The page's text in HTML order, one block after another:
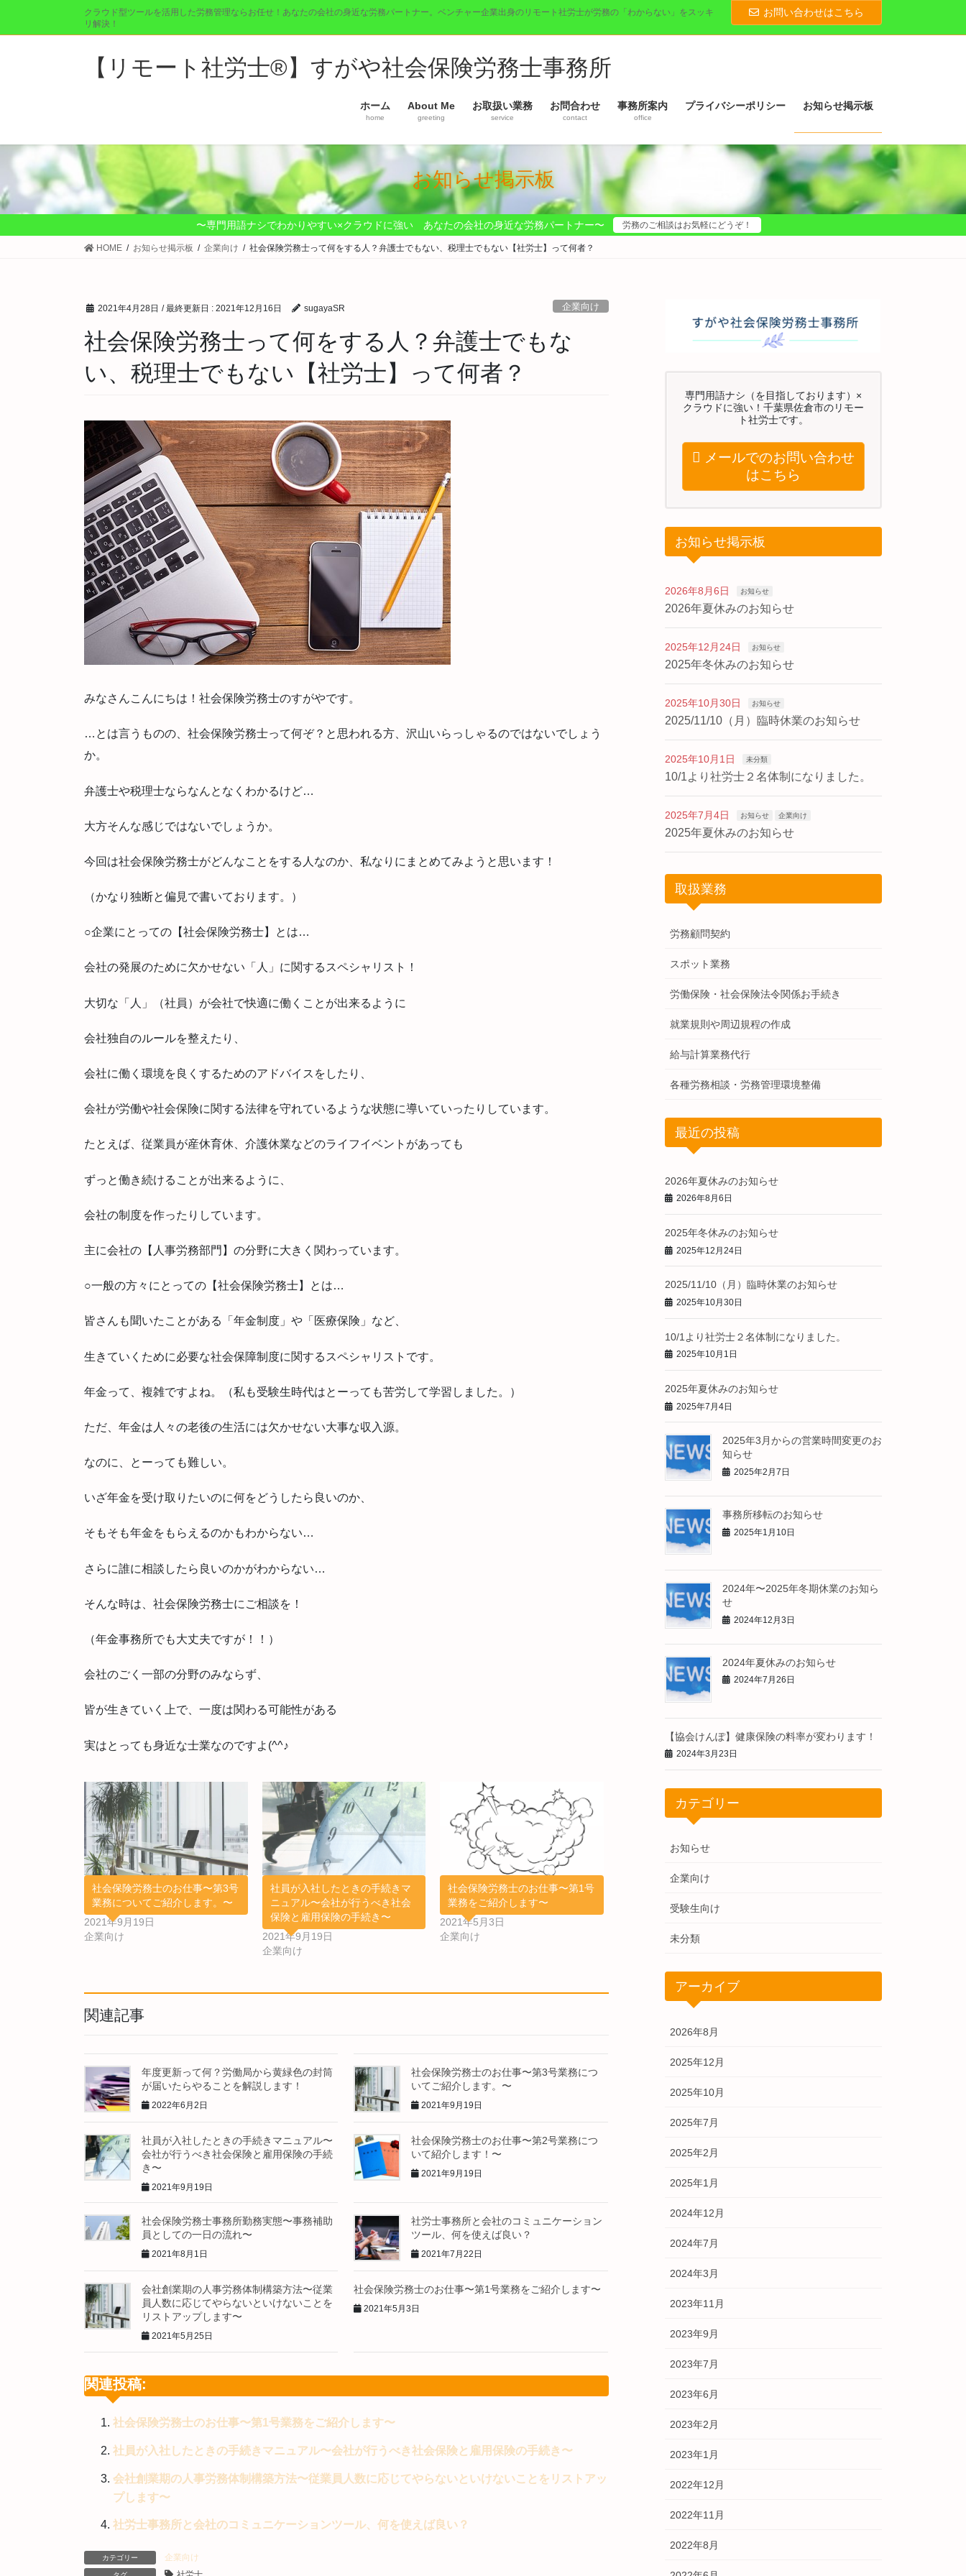
移
クラウド型ツールを活用した労務管理ならお任せ！あなたの会社の身近な労務パートナー。ベンチャー企業出身のリモート社労士が労務の「わからない」をスッキ
リ解決！
お問い合わせはこちら
【リモート社労士®︎】すがや社会保険労務士事務所
ホーム
home
About Me
greeting
お取扱い業務
service
お問合わせ
contact
事務所案内
office
プライバシーポリシー お知らせ掲示板
お知らせ掲示板
〜専門用語ナシでわかりやすい×クラウドに強い あなたの会社の身近な労務パートナー〜 労務のご相談はお気軽にどうぞ！
HOME お知らせ掲示板 企業向け 社会保険労務士って何をする人？弁護士でもない、税理士でもない【社労士】って何者？
2021年4月28日 / 最終更新日 : 2021年12月16日 sugayaSR 企業向け
社会保険労務士って何をする人？弁護士でもな
い、税理士でもない【社労士】って何者？
みなさんこんにちは！社会保険労務士のすがやです。
…とは言うものの、社会保険労務士って何ぞ？と思われる方、沢山いらっしゃるのではないでしょう
か。
弁護士や税理士ならなんとなくわかるけど…
大方そんな感じではないでしょうか。
今回は社会保険労務士がどんなことをする人なのか、私なりにまとめてみようと思います！
（かなり独断と偏見で書いております。）
○企業にとっての【社会保険労務士】とは…
会社の発展のために欠かせない「人」に関するスペシャリスト！
大切な「人」（社員）が会社で快適に働くことが出来るように
会社独自のルールを整えたり、
会社に働く環境を良くするためのアドバイスをしたり、
会社が労働や社会保険に関する法律を守れているような状態に導いていったりしています。
たとえば、従業員が産休育休、介護休業などのライフイベントがあっても
ずっと働き続けることが出来るように、
会社の制度を作ったりしています。
主に会社の【人事労務部門】の分野に大きく関わっています。
○一般の方々にとっての【社会保険労務士】とは…
皆さんも聞いたことがある「年金制度」や「医療保険」など、
生きていくために必要な社会保障制度に関するスペシャリストです。
年金って、複雑ですよね。（私も受験生時代はとーっても苦労して学習しました。）
ただ、年金は人々の老後の生活には欠かせない大事な収入源。
なのに、とーっても難しい。
いざ年金を受け取りたいのに何をどうしたら良いのか、
そもそも年金をもらえるのかもわからない…
さらに誰に相談したら良いのかがわからない…
そんな時は、社会保険労務士にご相談を！
（年金事務所でも大丈夫ですが！！）
会社のごく一部の分野のみならず、
皆が生きていく上で、一度は関わる可能性がある
実はとっても身近な士業なのですよ(^^♪
社会保険労務士のお仕事〜第3号
業務についてご紹介します。〜
2021年9月19日
企業向け
社員が入社したときの手続きマ
ニュアル〜会社が行うべき社会
保険と雇用保険の手続き〜
2021年9月19日
企業向け
社会保険労務士のお仕事〜第1号
業務をご紹介します〜
2021年5月3日
企業向け
関連記事
年度更新って何？労働局から黄緑色の封筒
が届いたらやることを解説します！
2022年6月2日
社会保険労務士のお仕事〜第3号業務につ
いてご紹介します。〜
2021年9月19日
社員が入社したときの手続きマニュアル〜
会社が行うべき社会保険と雇用保険の手続
き〜
2021年9月19日
社会保険労務士のお仕事〜第2号業務につ
いて紹介します！〜
2021年9月19日
社会保険労務士事務所勤務実態〜事務補助
員としての一日の流れ〜
2021年8月1日
社労士事務所と会社のコミュニケーション
ツール、何を使えば良い？
2021年7月22日
会社創業期の人事労務体制構築方法〜従業
員人数に応じてやらないといけないことを
リストアップします〜
2021年5月25日
社会保険労務士のお仕事〜第1号業務をご紹介します〜
2021年5月3日
関連投稿:
社会保険労務士のお仕事〜第1号業務をご紹介します〜
社員が入社したときの手続きマニュアル〜会社が行うべき社会保険と雇用保険の手続き〜
会社創業期の人事労務体制構築方法〜従業員人数に応じてやらないといけないことをリストアッ
プします〜
社労士事務所と会社のコミュニケーションツール、何を使えば良い？
カテゴリー 企業向け
専門用語ナシ（を目指しております）×
クラウドに強い！千葉県佐倉市のリモー
ト社労士です。
メールでのお問い合わせ
はこちら
お知らせ掲示板
2026年8月6日 お知らせ
2026年夏休みのお知らせ
2025年12月24日 お知らせ
2025年冬休みのお知らせ
2025年10月30日 お知らせ
2025/11/10（月）臨時休業のお知らせ
2025年10月1日 未分類
10/1より社労士２名体制になりました。
2025年7月4日 お知らせ 企業向け
2025年夏休みのお知らせ
取扱業務
労務顧問契約
スポット業務
労働保険・社会保険法令関係お手続き
就業規則や周辺規程の作成
給与計算業務代行
各種労務相談・労務管理環境整備
最近の投稿
2026年夏休みのお知らせ
2026年8月6日
2025年冬休みのお知らせ
2025年12月24日
2025/11/10（月）臨時休業のお知らせ
2025年10月30日
10/1より社労士２名体制になりました。
2025年10月1日
2025年夏休みのお知らせ
2025年7月4日
2025年3月からの営業時間変更のお
知らせ
2025年2月7日
事務所移転のお知らせ
2025年1月10日
2024年〜2025年冬期休業のお知ら
せ
2024年12月3日
2024年夏休みのお知らせ
2024年7月26日
【協会けんぽ】健康保険の料率が変わります！
2024年3月23日
カテゴリー
お知らせ
企業向け
受験生向け
未分類
アーカイブ
2026年8月
2025年12月
2025年10月
2025年7月
2025年2月
2025年1月
2024年12月
2024年7月
2024年3月
2023年11月
2023年9月
2023年7月
2023年6月
2023年2月
2023年1月
2022年12月
2022年11月
2022年8月